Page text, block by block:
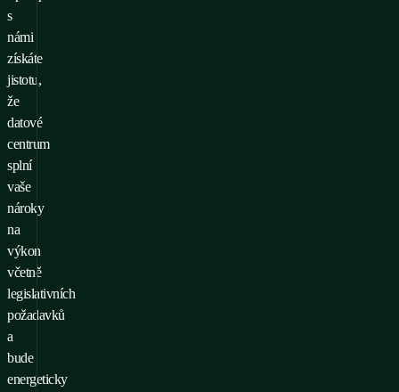
s
námi
získáte
jistotu,
že
datové
centrum
splní
vaše
nároky
na
výkon
včetně
legislativních
požadavků
a
bude
energeticky